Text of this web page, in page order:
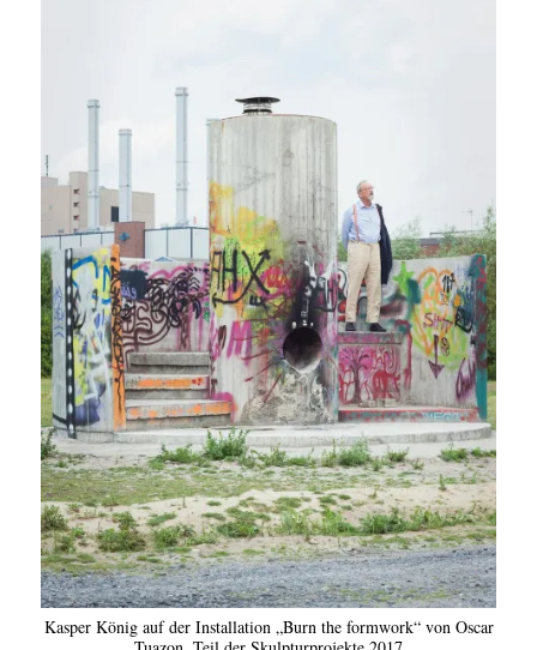
Kasper König auf der Installation „Burn the formwork“ von Oscar